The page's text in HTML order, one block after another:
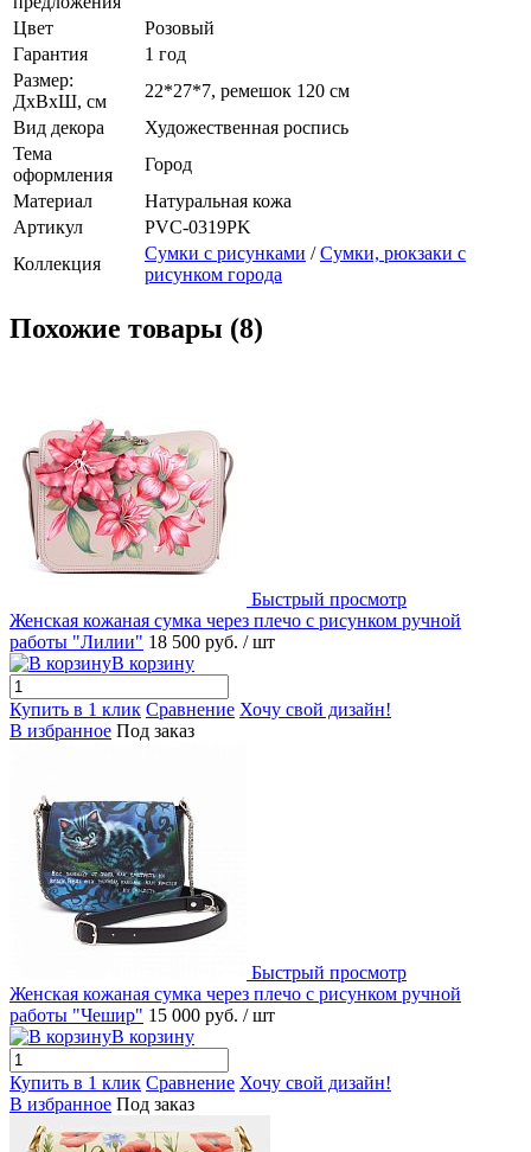
Цвет
Розовый
Гарантия
1 год
Размер:
ДхВхШ, см
22*27*7, ремешок 120 см
Вид декора
Художественная роспись
Тема
оформления
Город
Материал
Натуральная кожа
Артикул
PVC-0319PK
Коллекция
Сумки с рисунками /Сумки, рюкзаки с
рисунком города
Похожие товары (8)
Быстрый просмотр
Женская кожаная сумка через плечо с рисунком ручной
работы "Лилии" 18 500 руб. / шт
В корзину
Купить в 1 клик Сравнение Хочу свой дизайн!
В избранное Под заказ
Быстрый просмотр
Женская кожаная сумка через плечо с рисунком ручной
работы "Чешир" 15 000 руб. / шт
В корзину
Купить в 1 клик Сравнение Хочу свой дизайн!
В избранное Под заказ